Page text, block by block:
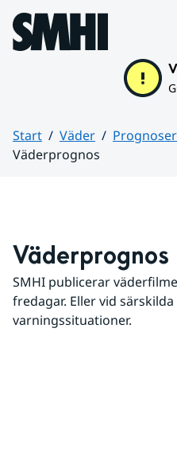
Hoppa till sidans innehåll
Start Väder
Väderprognos
Väderprognos
SMHI publicerar
fredagar. Eller vid
varningssituationer.